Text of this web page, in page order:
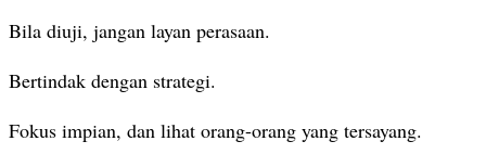
Bila diuji, jangan layan perasaan.
Bertindak dengan strategi.
Fokus impian, dan lihat orang-orang yang tersayang.